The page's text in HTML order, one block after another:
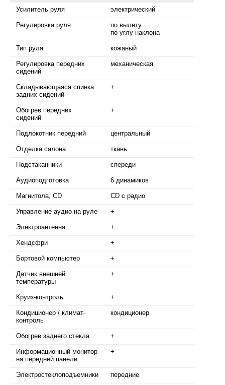
Усилитель руля электрический
Регулировка руля
по вылету
по углу наклона
Тип руля кожаный
Регулировка передних
сидений
механическая
Складывающаяся спинка
задних сидений
+
Обогрев передних
сидений
+
Подлокотник передний центральный
Отделка салона ткань
Подстаканники спереди
Аудиоподготовка 6 динамиков
Магнитола, CD CD с радио
Управление аудио на руле +
Электроантенна +
Хендсфри +
Бортовой компьютер +
Датчик внешней
температуры
+
Круиз-контроль +
Кондиционер / климат-
контроль
кондиционер
Обогрев заднего стекла +
Информационный монитор
на передней панели
+
Электростеклоподъемники передние